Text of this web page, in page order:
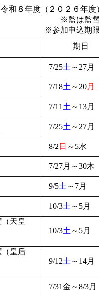
令和８年度（２０２６年
※監は監
※参加申込期
期日
7/25土 ～27月
7/18土 ～20月
7/11 土 ～13月
7/25土 ～27月
8/2 日 ～5水
7/27月～30木
9/5土 ～7月
10/3土 ～5月
天皇
10/3土 ～5月
（皇后
9/12土 ～14月
7/31金～8/3月